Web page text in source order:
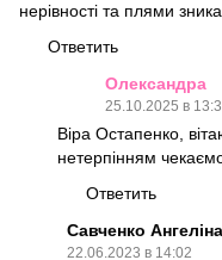
нерівності та плями
Ответить
Олександра
25.10.2025 в
Віра Остапенко,
нетерпінням
Ответить
Савченко Ангеліна
22.06.2023 в 14:02